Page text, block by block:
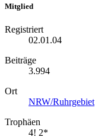
Mitglied
Registriert
02.01.04
Beiträge
3.994
Ort
NRW/Ruhrgebiet
Trophäen
4! 2*